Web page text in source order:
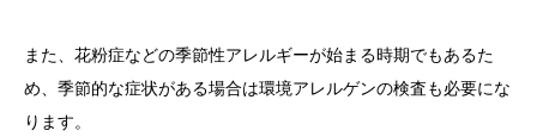
また、花粉症などの季節性アレルギーが始まる時期でもあるた
め、季節的な症状がある場合は環境アレルゲンの検査も必要にな
ります。